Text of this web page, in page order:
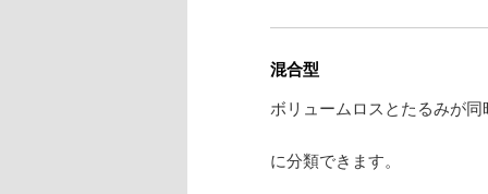
混合型
ボリュームロスとたるみが
に分類できます。